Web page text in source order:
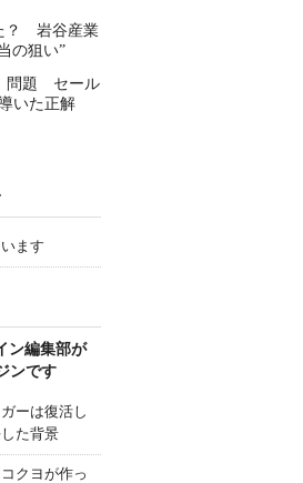
？ 岩谷産業
の狙い”
問題 セール
いた正解
ます
ン編集部が
ンです
ーは復活し
た背景
クヨが作っ